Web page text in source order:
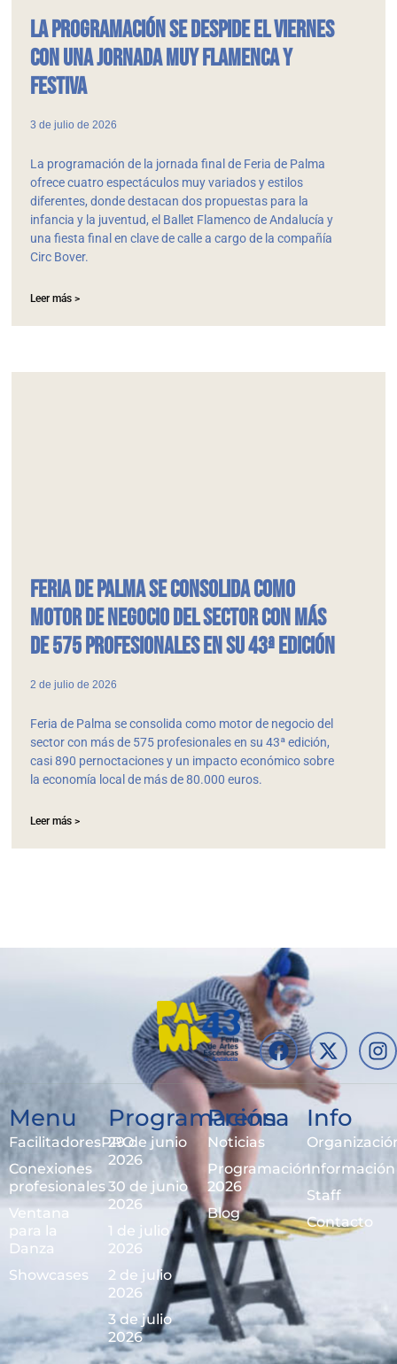
La programación se despide el viernes
con una jornada muy flamenca y
festiva
3 de julio de 2026
La programación de la jornada final de Feria de Palma
ofrece cuatro espectáculos muy variados y estilos
diferentes, donde destacan dos propuestas para la
infancia y la juventud, el Ballet Flamenco de Andalucía y
una fiesta final en clave de calle a cargo de la compañía
Circ Bover.
Leer más >
Feria de Palma se consolida como
motor de negocio del sector con más
de 575 profesionales en su 43ª edición
2 de julio de 2026
Feria de Palma se consolida como motor de negocio del
sector con más de 575 profesionales en su 43ª edición,
casi 890 pernoctaciones y un impacto económico sobre
la economía local de más de 80.000 euros.
Leer más >
Menu
FacilitadoresPRO
Conexiones
profesionales
Ventana
para la
Danza
Showcases
Programación
29 de junio
2026
30 de junio
2026
1 de julio
2026
2 de julio
2026
3 de julio
2026
Prensa
Noticias
Programación
2026
Blog
Info
Información
Staff
Contacto